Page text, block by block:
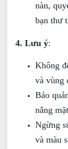
nàn,
bạn thư
4. Lưu ý:
Không
và vùng
Bảo
nắng
Ngừng
và màu